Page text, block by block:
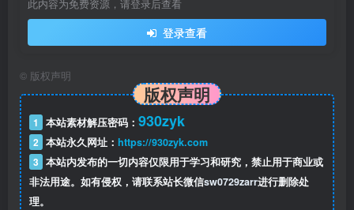
此内容为免费资源，请登录后查看
登录查看
© 版权声明
版权声明
1 本站素材解压密码： 930zyk
2 本站永久网址： https://930zyk.com
3 本站内发布的一切内容仅限用于学习和研究，禁止用于商业或
非法用途。如有侵权，请联系站长微信sw0729zarr进行删除处
理。